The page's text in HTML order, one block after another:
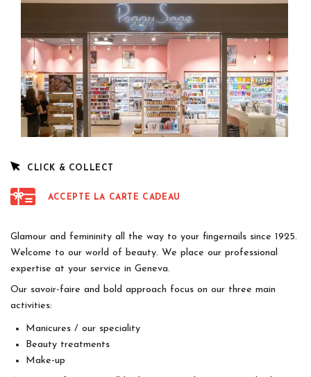
CLICK & COLLECT
ACCEPTE LA CARTE CADEAU
Glamour and femininity all the way to your fingernails since 1925.
Welcome to our world of beauty. We place our professional
expertise at your service in Geneva.
Our savoir-faire and bold approach focus on our three main
activities:
Manicures / our speciality
Beauty treatments
Make-up